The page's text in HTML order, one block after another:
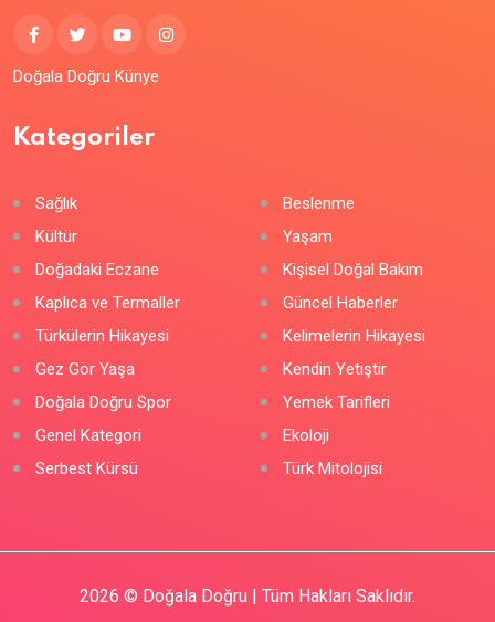
Doğala Doğru Künye
Kategoriler
Sağlık
Beslenme
Kültür
Yaşam
Doğadaki Eczane
Kişisel Doğal Bakım
Kaplıca ve Termaller
Güncel Haberler
Türkülerin Hikayesi
Kelimelerin Hikayesi
Gez Gör Yaşa
Kendin Yetiştir
Doğala Doğru Spor
Yemek Tarifleri
Genel Kategori
Ekoloji
Serbest Kürsü
Türk Mitolojisi
2026 © Doğala Doğru | Tüm Hakları Saklıdır.